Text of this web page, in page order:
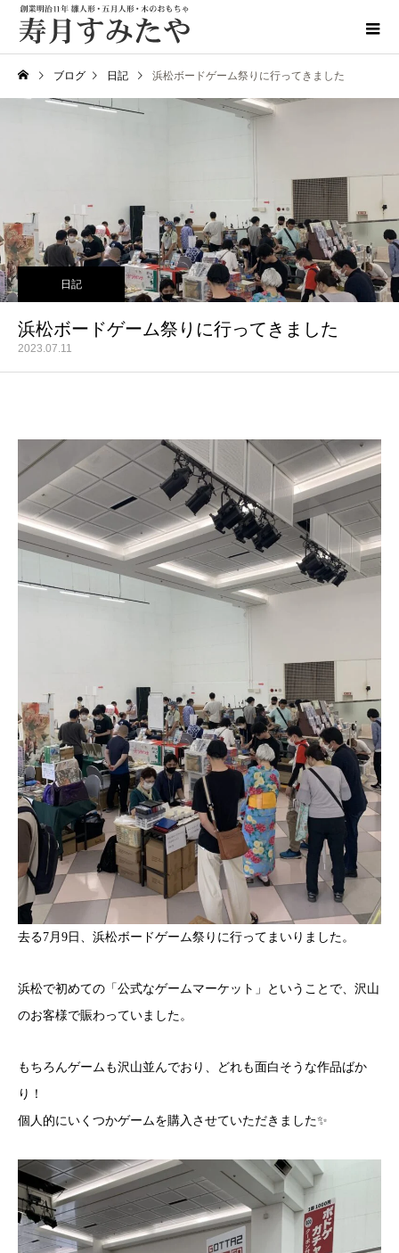
ブログ 日記 浜松ボードゲーム祭りに行ってきました
日記
浜松ボードゲーム祭りに行ってきました
2023.07.11
去る7月9日、浜松ボードゲーム祭りに行ってまいりました。
浜松で初めての「公式なゲームマーケット」ということで、沢山
のお客様で賑わっていました。
もちろんゲームも沢山並んでおり、どれも面白そうな作品ばか
り！
個人的にいくつかゲームを購入させていただきました✨